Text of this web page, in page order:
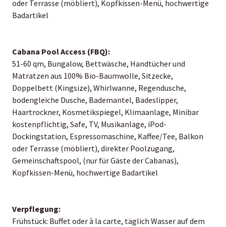
oder Terrasse (möbliert), Kopfkissen-Menü, hochwertige
Badartikel
Cabana Pool Access (FBQ):
51-60 qm, Bungalow, Bettwäsche, Handtücher und
Matratzen aus 100% Bio-Baumwolle, Sitzecke,
Doppelbett (Kingsize), Whirlwanne, Regendusche,
bodengleiche Dusche, Bademantel, Badeslipper,
Haartrockner, Kosmetikspiegel, Klimaanlage, Minibar
kostenpflichtig, Safe, TV, Musikanlage, iPod-
Dockingstation, Espressomaschine, Kaffee/Tee, Balkon
oder Terrasse (möbliert), direkter Poolzugang,
Gemeinschaftspool, (nur für Gäste der Cabanas),
Kopfkissen-Menü, hochwertige Badartikel
Verpflegung:
Frühstück: Buffet oder à la carte, täglich Wasser auf dem